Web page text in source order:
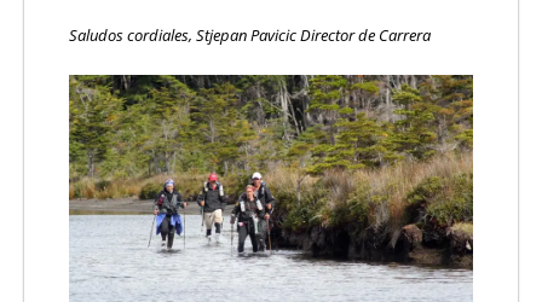
Saludos cordiales, Stjepan PavicicDirector de Carrera